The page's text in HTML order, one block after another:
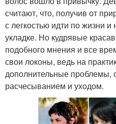
волос
Идеальная стрижка
Стрижки по типу
считают, что, получив от
с легкостью идти по жизни
укладке. Но кудрявые
подобного мнения и все
свои локоны, ведь на
дополнительные проблемы,
расчесыванием и уходом.